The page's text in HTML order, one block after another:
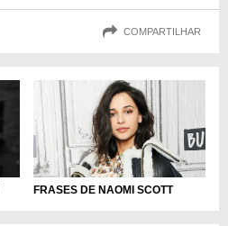
COMPARTILHAR
FRASES DE NAOMI SCOTT